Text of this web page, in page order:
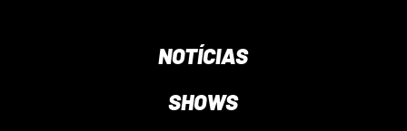
NOTÍCIAS
SHOWS